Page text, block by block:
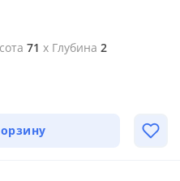
71 x Глубина 2